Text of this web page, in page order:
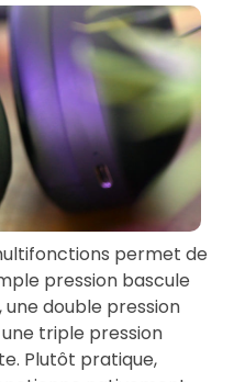
permet de
pression bascule
double pression
triple pression
Plutôt pratique,